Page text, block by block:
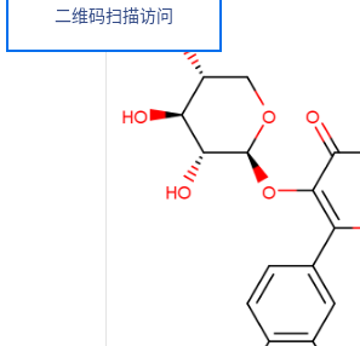
二维码扫描访问